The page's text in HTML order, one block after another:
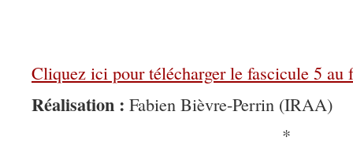
Cliquez ici pour télécharger le fascicule 5 au
Réalisation : Fabien Bièvre-Perrin (IRAA)
*